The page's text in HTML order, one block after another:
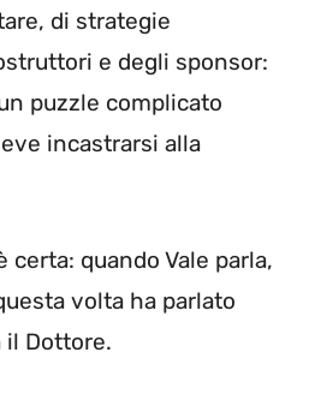
di strategie
e degli sponsor:
puzzle complicato
incastrarsi alla
certa: quando Vale parla,
volta ha parlato
il Dottore.